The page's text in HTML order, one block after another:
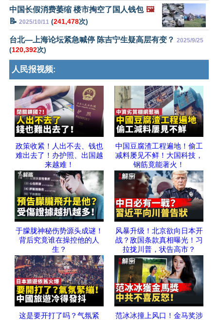
中国长假消费萎缩 楼市掏空了国人钱包 🖼️
📝 2025/10/11 (241,478次)
台北—上海论坛紧急喊停 陈吉宁生疑高层有变？ 2025/9/25
(120,392次)
人民报视频:
政策收紧！人出不去、钱也
难出去了！办护照、出国越
来越难！
中国豆腐渣工程遍地！偷工
减料屡见不鲜！大国科技，
钢筋竟能著火！
于朦胧神秘伤势源头成谜！
背后究竟谁在操控他的人
生？
风暴升级！北京欲向日本开
战？敌国条款真相曝光！习
拉拢川普，状告高市？
这是要开打了吗？气氛紧
范冰冰撞上风口！金马奖涉